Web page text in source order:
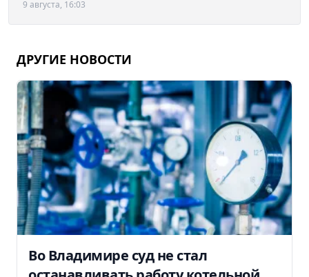
9 августа, 16:03
ДРУГИЕ НОВОСТИ
Во Владимире суд не стал